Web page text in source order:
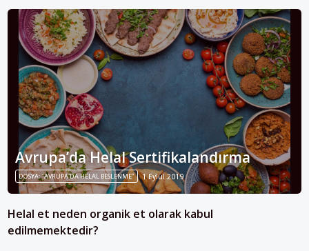
Avrupa’da Helal Sertifikalandırma
DOSYA: "AVRUPA'DA HELAL BESLENME" 1 Eylül 2019
Helal et neden organik et olarak kabul
edilmemektedir?